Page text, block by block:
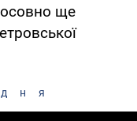
ще